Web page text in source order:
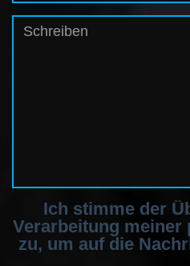
Ich stimme der
Verarbeitung meiner
zu, um auf die